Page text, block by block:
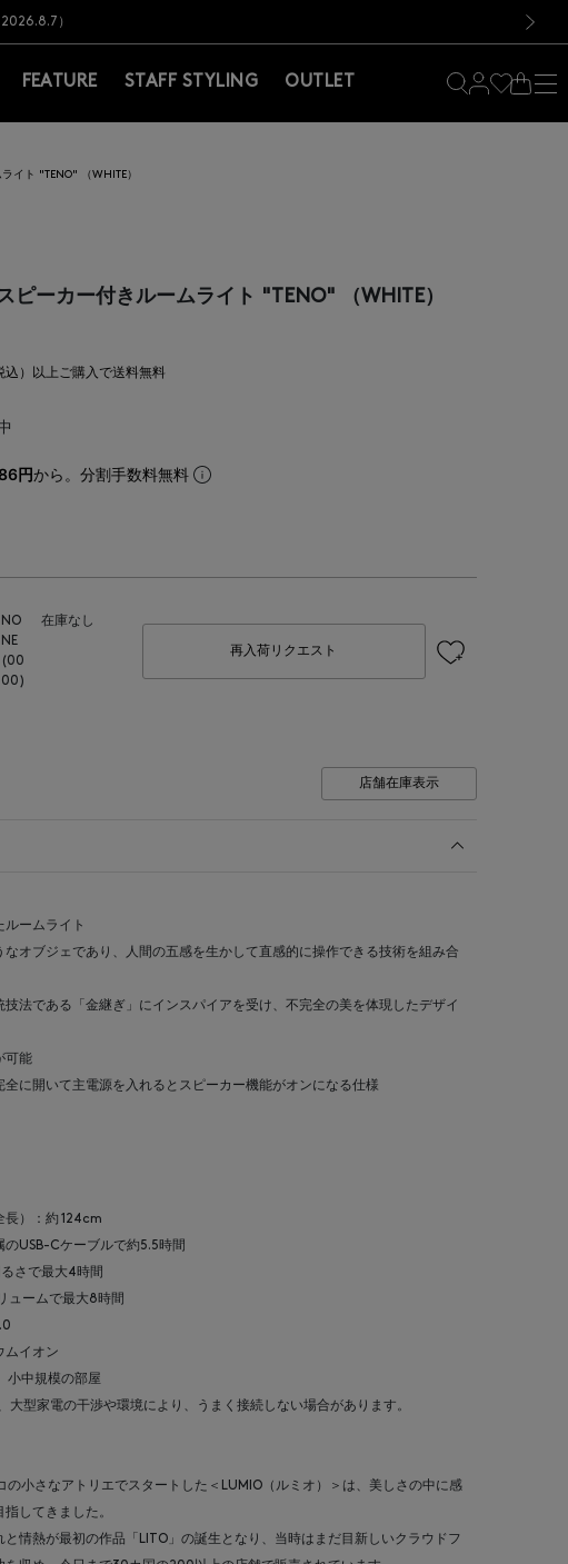
料無料！お買い物の際は会員登録を！
）
）
料無料！お買い物の際は会員登録を！
FEATURE STAFF STYLING OUTLET
イト "TENO" （WHITE）
ピーカー付きルームライト "TENO" （WHITE）
込）以上ご購入で送料無料
円から。分割手数料無料
NO
NE
(00
00)
在庫なし
再入荷リクエスト
店舗在庫表示
ルームライト
なオブジェであり、人間の五感を生かして直感的に操作できる技術を組み合
技法である「金継ぎ」にインスパイアを受け、不完全の美を体現したデザイ
可能
全に開いて主電源を入れるとスピーカー機能がオンになる仕様
長）：約 124cm
USB-Cケーブルで約5.5時間
さで最大4時間
ュームで最大8時間
ムイオン
中規模の部屋
型家電の干渉や環境により、うまく接続しない場合があります。
の小さなアトリエでスタートした＜LUMIO（ルミオ）＞は、美しさの中に感
してきました。
と情熱が最初の作品「LITO」の誕生となり、当時はまだ目新しいクラウドフ